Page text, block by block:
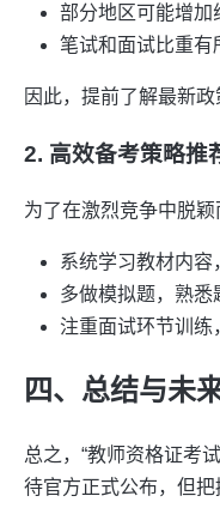
部分地区可能增加
笔试和面试比重有
因此，提前了解最新政
2. 高效备考策略推
为了在激烈竞争中脱颖
系统学习教材内容
多做模拟题，熟悉
注重面试环节训练
四、总结与未
总之，“教师资格证考
待官方正式公布，但